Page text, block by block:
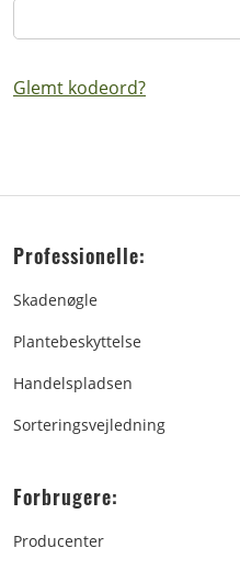
Glemt kodeord?
Professionelle:
Skadenøgle
Plantebeskyttelse
Handelspladsen
Sorteringsvejledning
Forbrugere:
Producenter